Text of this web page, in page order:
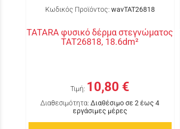
Κωδικός Προϊόντος: wavTAT26818
TATARA φυσικό δέρμα στεγνώματος
TAT26818, 18.6dm²
Τιμή: 10,80 €
Διαθεσιμότητα: Διαθέσιμο σε 2 έως 4
εργάσιμες μέρες